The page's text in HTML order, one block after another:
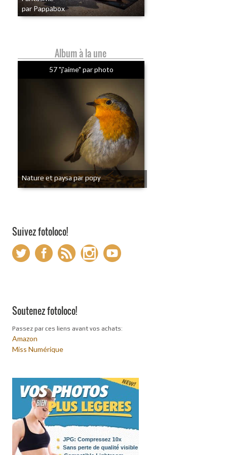
par Pappabox
Album à la une
57 "j'aime" par photo
Nature et paysa par popy
Suivez fotoloco!
Soutenez fotoloco!
Passez par ces liens avant vos achats:
Amazon
Miss Numérique